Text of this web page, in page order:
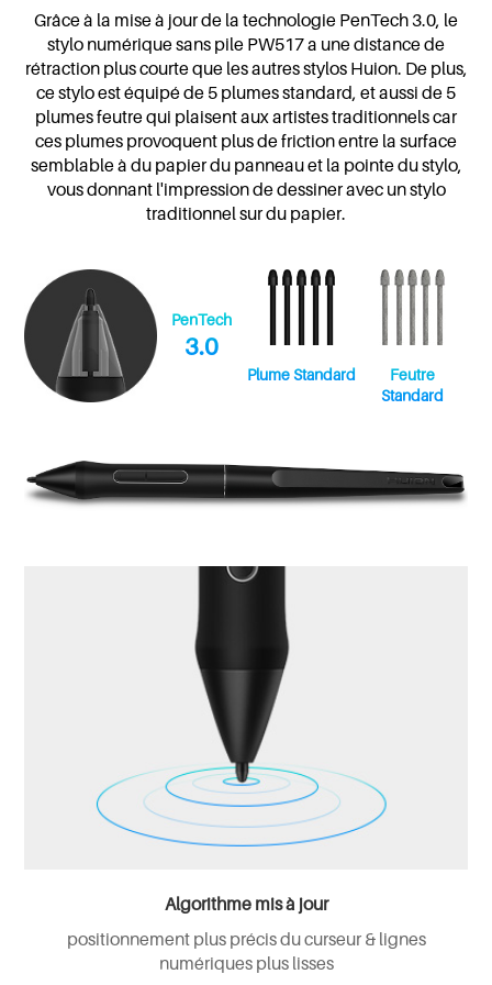
Grâce à la mise à jour de la technologie PenTech 3.0, le
stylo numérique sans pile PW517 a une distance de
rétraction plus courte que les autres stylos Huion. De plus,
ce stylo est équipé de 5 plumes standard, et aussi de 5
plumes feutre qui plaisent aux artistes traditionnels car
ces plumes provoquent plus de friction entre la surface
semblable à du papier du panneau et la pointe du stylo,
vous donnant l'impression de dessiner avec un stylo
traditionnel sur du papier.
PenTech
3.0
Plume Standard
Feutre
Standard
Algorithme mis à jour
positionnement plus précis du curseur & lignes
numériques plus lisses